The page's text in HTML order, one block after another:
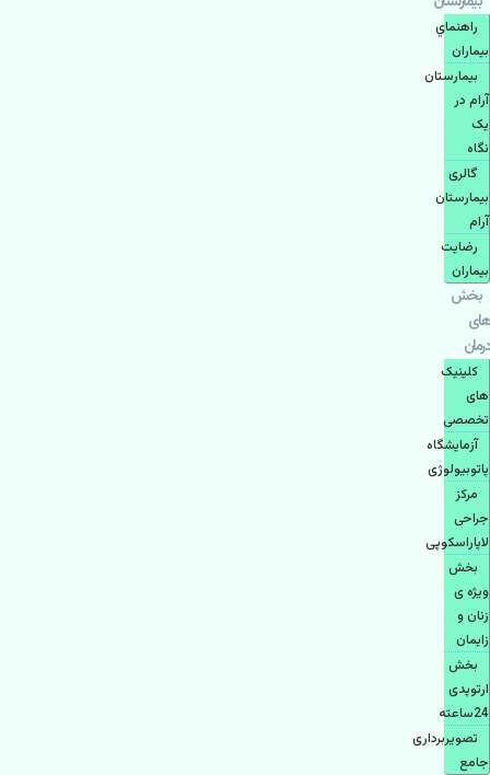
راهنماي
بیماران
بیمارستان
آرام در
یک
نگاه
گالری
بیمارستان
آرام
رضایت
بیماران
بخش
های
درمان
کلینیک
های
تخصصی
آزمایشگاه
پاتوبیولوژی
مرکز
جراحی
لاپاراسکوپی
بخش
ویژه ی
زنان و
زایمان
بخش
ارتوپدی
24ساعته
تصویربرداری
جامع